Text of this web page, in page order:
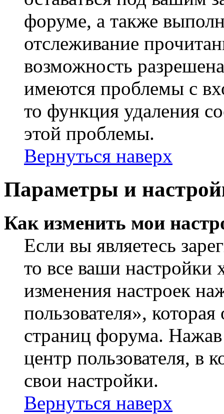
форуме, а также
отслеживание
возможность
имеются проблемы с
то функция удаления
этой проблемы.
Вернуться наверх
Параметры и
Как изменить мои
Если вы являетесь
то все ваши настройки
изменения настроек
пользователя»,
страниц форума.
центр пользователя, в
свои настройки.
Вернуться наверх